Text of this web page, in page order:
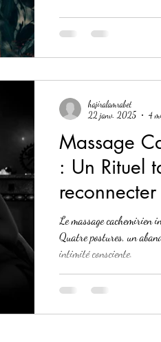
Massage
: Un Rituel
reconnecter
Le massage cachemirien
Quatre postures, un
intimité consciente.
hajiralamrabet
22 janv. 2025
4